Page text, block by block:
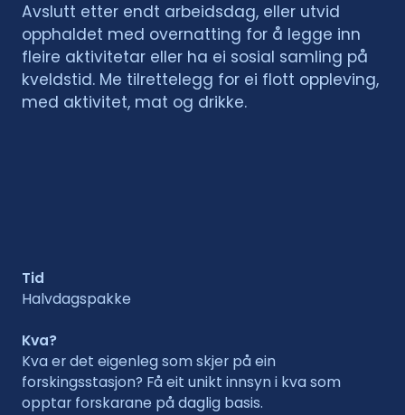
Avslutt etter endt arbeidsdag, eller utvid
opphaldet med overnatting for å legge inn
fleire aktivitetar eller ha ei sosial samling på
kveldstid. Me tilrettelegg for ei flott oppleving,
med aktivitet, mat og drikke.
Tid
Halvdagspakke
Kva?
Kva er det eigenleg som skjer på ein
forskingsstasjon? Få eit unikt innsyn i kva som
opptar forskarane på daglig basis.